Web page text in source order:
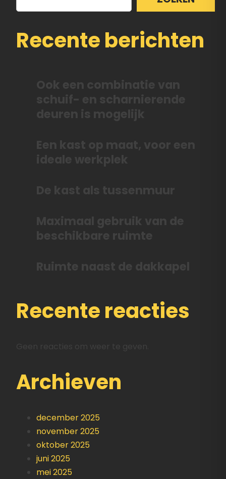
Recente berichten
Ook een combinatie van
schuif- en scharnierende
deuren is mogelijk
Een kast op maat, voor een
ideale werkplek
De kast als tussenmuur
Maximaal gebruik van de
beschikbare ruimte
Ruimte naast de dakkapel
Recente reacties
Geen reacties om weer te geven.
Archieven
december 2025
november 2025
oktober 2025
juni 2025
mei 2025